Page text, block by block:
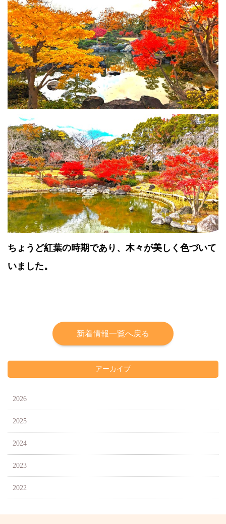
ちょうど紅葉の時期であり、木々が美しく色づいて
いました。
新着情報一覧へ戻る
アーカイブ
2026
2025
2024
2023
2022